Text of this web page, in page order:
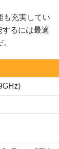
充実してい
るには最適